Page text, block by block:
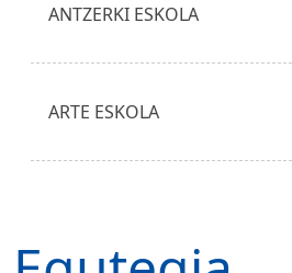
ANTZERKI ESKOLA
ARTE ESKOLA